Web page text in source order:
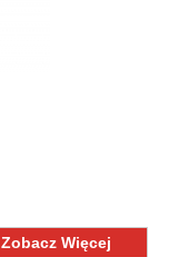
Zobacz Więcej